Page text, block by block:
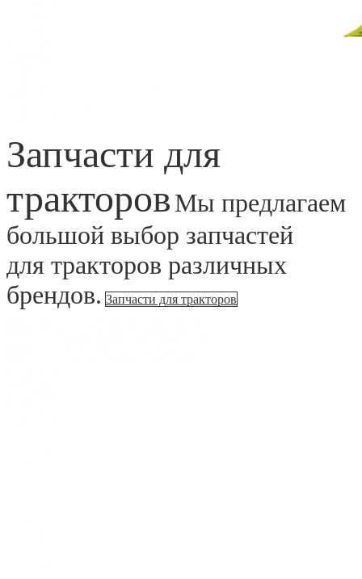
Запчасти для
тракторовМы предлагаем
большой выбор запчастей
для тракторов различных
брендов. Запчасти для тракторов